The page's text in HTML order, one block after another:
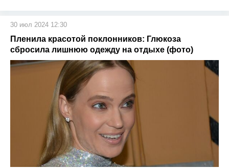
30 июл 2024 12:30
Пленила красотой поклонников: Глюкоза
сбросила лишнюю одежду на отдыхе (фото)